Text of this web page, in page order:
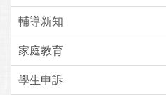
輔導新知
家庭教育
學生申訴